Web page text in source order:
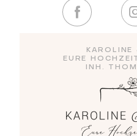
EURE
INH.